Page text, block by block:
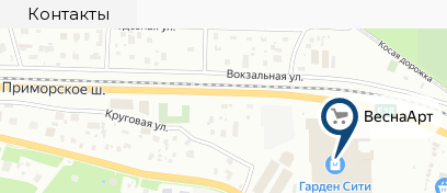
Контакты